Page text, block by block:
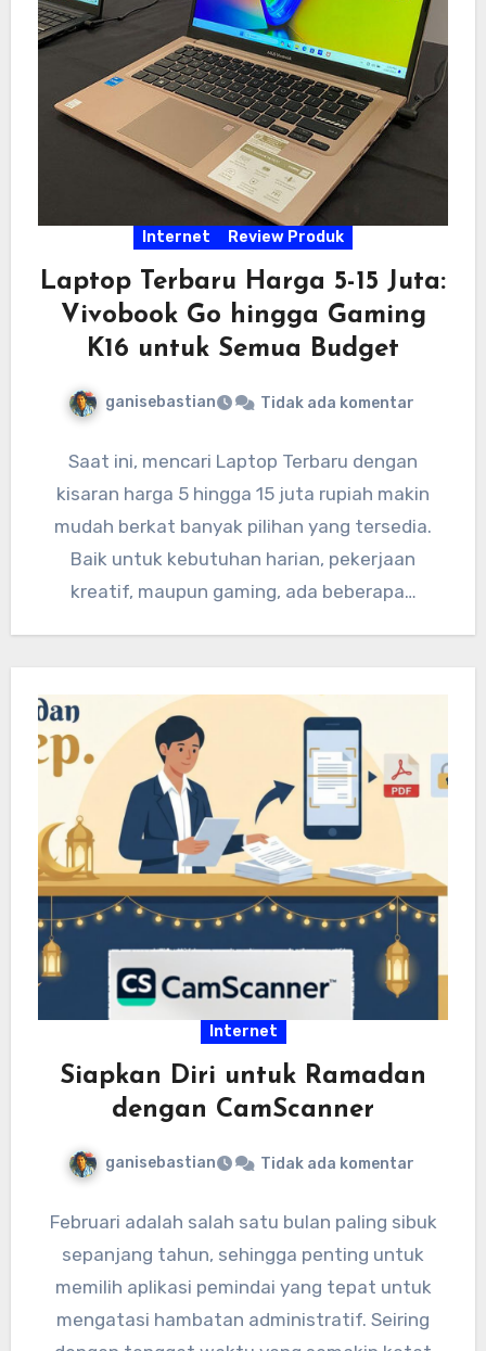
Internet Review Produk
Laptop Terbaru Harga 5-15 Juta:
Vivobook Go hingga Gaming
K16 untuk Semua Budget
ganisebastian Tidak ada komentar
Saat ini, mencari Laptop Terbaru dengan
kisaran harga 5 hingga 15 juta rupiah makin
mudah berkat banyak pilihan yang tersedia.
Baik untuk kebutuhan harian, pekerjaan
kreatif, maupun gaming, ada beberapa…
Internet
Siapkan Diri untuk Ramadan
dengan CamScanner
ganisebastian Tidak ada komentar
Februari adalah salah satu bulan paling sibuk
sepanjang tahun, sehingga penting untuk
memilih aplikasi pemindai yang tepat untuk
mengatasi hambatan administratif. Seiring